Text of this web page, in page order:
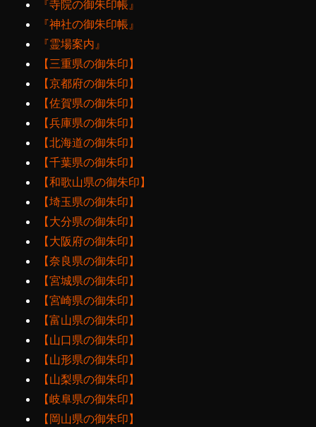
『寺院の御朱印帳』
『神社の御朱印帳』
『霊場案内』
【三重県の御朱印】
【京都府の御朱印】
【佐賀県の御朱印】
【兵庫県の御朱印】
【北海道の御朱印】
【千葉県の御朱印】
【和歌山県の御朱印】
【埼玉県の御朱印】
【大分県の御朱印】
【大阪府の御朱印】
【奈良県の御朱印】
【宮城県の御朱印】
【宮崎県の御朱印】
【富山県の御朱印】
【山口県の御朱印】
【山形県の御朱印】
【山梨県の御朱印】
【岐阜県の御朱印】
【岡山県の御朱印】